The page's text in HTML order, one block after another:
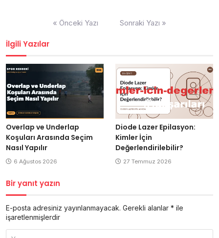
« Önceki Yazı Sonraki Yazı »
İlgili Yazılar
Overlap ve Underlap
Koşuları Arasında Seçim
Nasıl Yapılır
6 Ağustos 2026
Diode Lazer Epilasyon:
Kimler İçin
Değerlendirilebilir?
27 Temmuz 2026
Bir yanıt yazın
E-posta adresiniz yayınlanmayacak. Gerekli alanlar * ile
işaretlenmişlerdir